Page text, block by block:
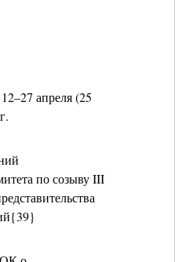
апреля (25
по созыву III